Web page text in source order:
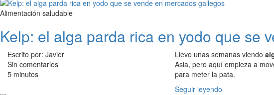
Alimentación saludable
Kelp: el alga parda rica en yodo que se
Escrito por: Javier
Sin comentarios
5 minutos
Llevo unas semanas viendo
Asia, pero aquí empieza a
para meter la pata.
Seguir leyendo